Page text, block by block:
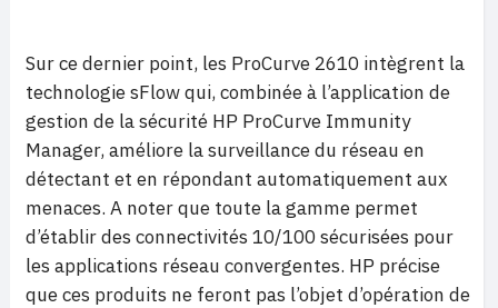
Sur ce dernier point, les ProCurve 2610 intègrent la
technologie sFlow qui, combinée à l’application de
gestion de la sécurité HP ProCurve Immunity
Manager, améliore la surveillance du réseau en
détectant et en répondant automatiquement aux
menaces. A noter que toute la gamme permet
d’établir des connectivités 10/100 sécurisées pour
les applications réseau convergentes. HP précise
que ces produits ne feront pas l’objet d’opération de